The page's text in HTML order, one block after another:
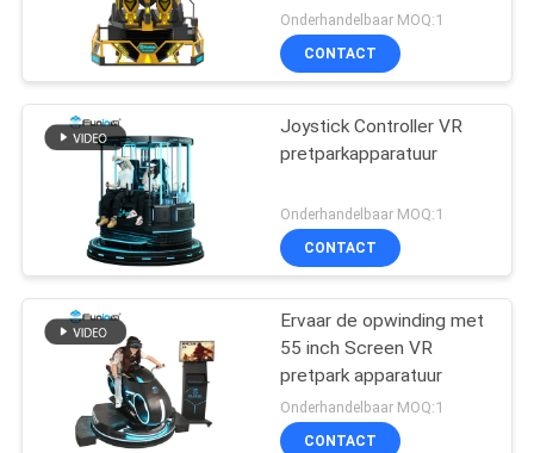
Onderhandelbaar MOQ:1
CONTACT
Joystick Controller VR
pretparkapparatuur
Onderhandelbaar MOQ:1
CONTACT
Ervaar de opwinding met
55 inch Screen VR
pretpark apparatuur
Onderhandelbaar MOQ:1
CONTACT